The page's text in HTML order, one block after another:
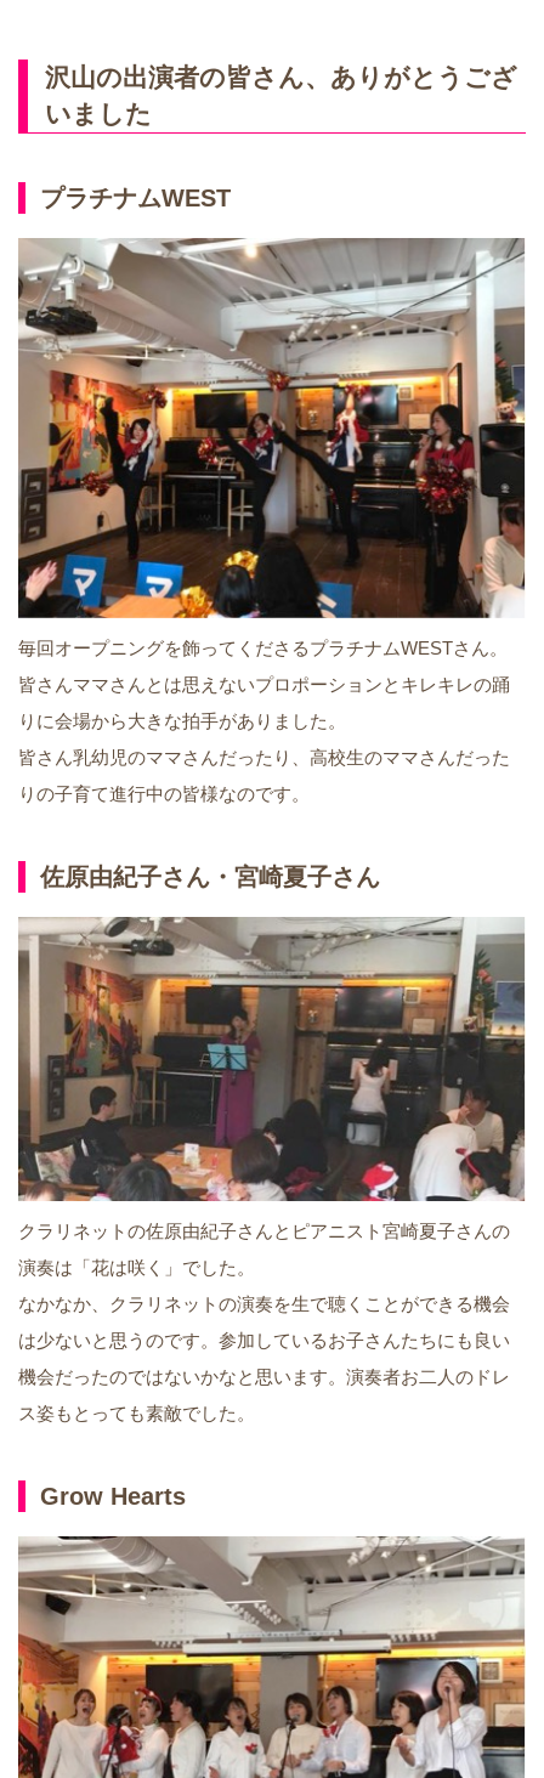
沢山の出演者の皆さん、ありがとうござ
いました
プラチナムWEST
毎回オープニングを飾ってくださるプラチナムWESTさん。
皆さんママさんとは思えないプロポーションとキレキレの踊
りに会場から大きな拍手がありました。
皆さん乳幼児のママさんだったり、高校生のママさんだった
りの子育て進行中の皆様なのです。
佐原由紀子さん・宮崎夏子さん
クラリネットの佐原由紀子さんとピアニスト宮崎夏子さんの
演奏は「花は咲く」でした。
なかなか、クラリネットの演奏を生で聴くことができる機会
は少ないと思うのです。参加しているお子さんたちにも良い
機会だったのではないかなと思います。演奏者お二人のドレ
ス姿もとっても素敵でした。
Grow Hearts